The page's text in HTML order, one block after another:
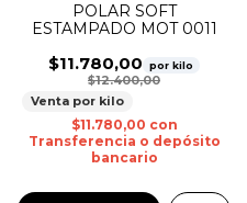
POLAR SOFT
ESTAMPADO MOT 0011
$11.780,00 por kilo
$12.400,00
Venta por kilo
$11.780,00 con
Transferencia o depósito
bancario